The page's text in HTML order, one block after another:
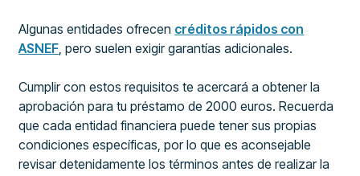
Algunas entidades ofrecen créditos rápidos con
ASNEF, pero suelen exigir garantías adicionales.
Cumplir con estos requisitos te acercará a obtener la
aprobación para tu préstamo de 2000 euros. Recuerda
que cada entidad financiera puede tener sus propias
condiciones específicas, por lo que es aconsejable
revisar detenidamente los términos antes de realizar la